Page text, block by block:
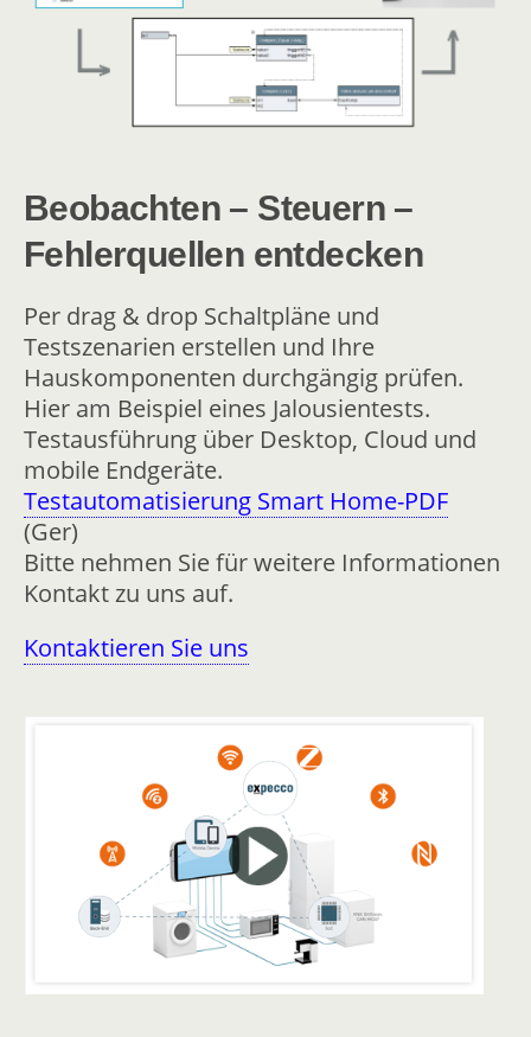
Beobachten – Steuern –
Fehlerquellen entdecken
Per drag & drop Schaltpläne und
Testszenarien erstellen und Ihre
Hauskomponenten durchgängig prüfen.
Hier am Beispiel eines Jalousientests.
Testausführung über Desktop, Cloud und
mobile Endgeräte.
Testautomatisierung Smart Home-PDF
(Ger)
Bitte nehmen Sie für weitere Informationen
Kontakt zu uns auf.
Kontaktieren Sie uns